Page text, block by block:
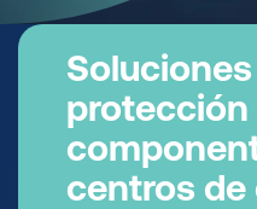
protección
centros de